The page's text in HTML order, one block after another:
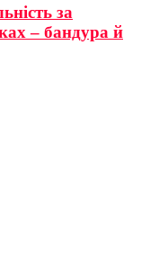
за
– бандура й